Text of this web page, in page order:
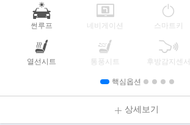
썬루프 네비게이션 스마트키
열선시트 통풍시트 후방감지센서
핵심옵션
상세보기